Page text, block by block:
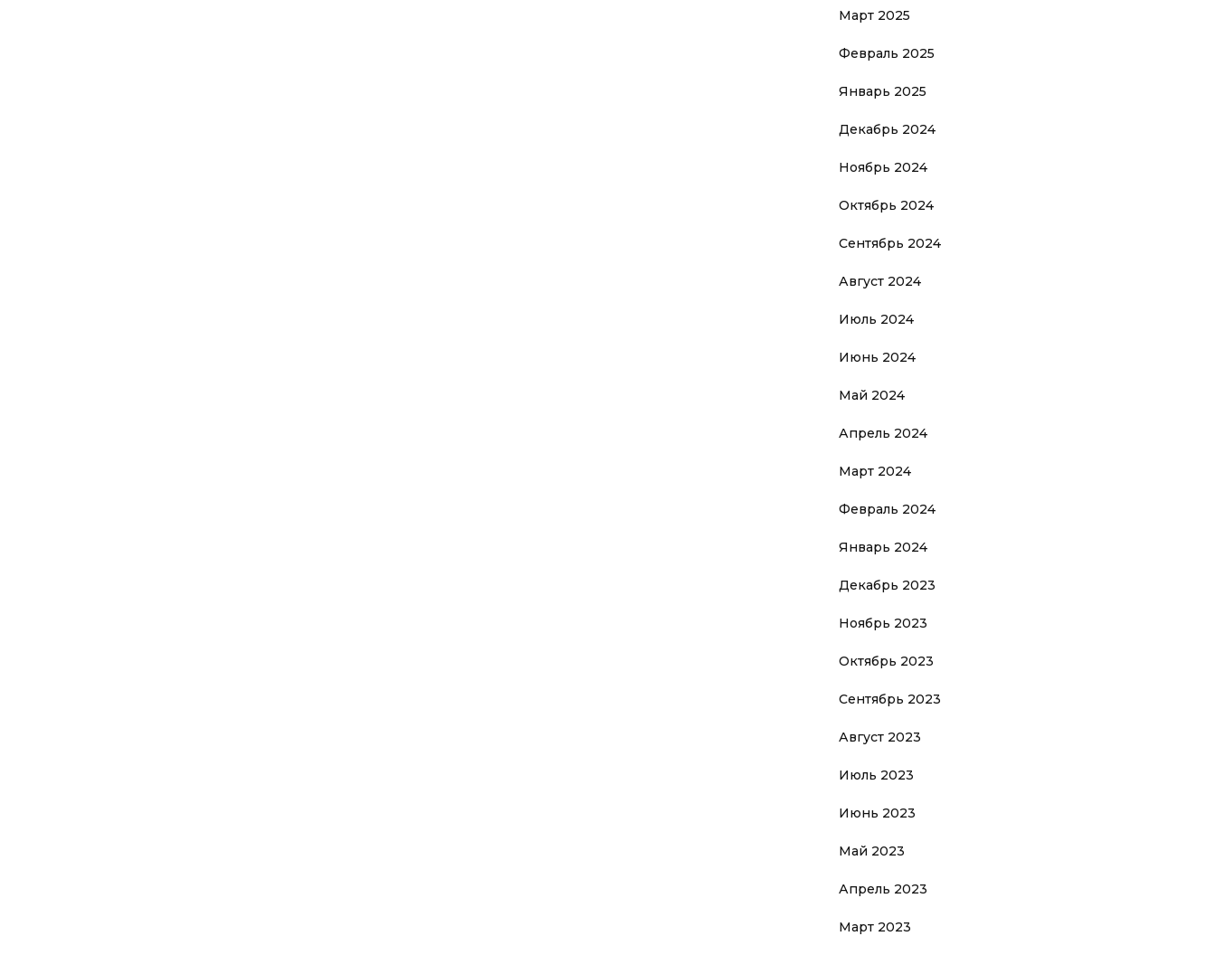
Март 2025
Февраль 2025
Январь 2025
Декабрь 2024
Ноябрь 2024
Октябрь 2024
Сентябрь 2024
Август 2024
Июль 2024
Июнь 2024
Май 2024
Апрель 2024
Март 2024
Февраль 2024
Январь 2024
Декабрь 2023
Ноябрь 2023
Октябрь 2023
Сентябрь 2023
Август 2023
Июль 2023
Июнь 2023
Май 2023
Апрель 2023
Март 2023